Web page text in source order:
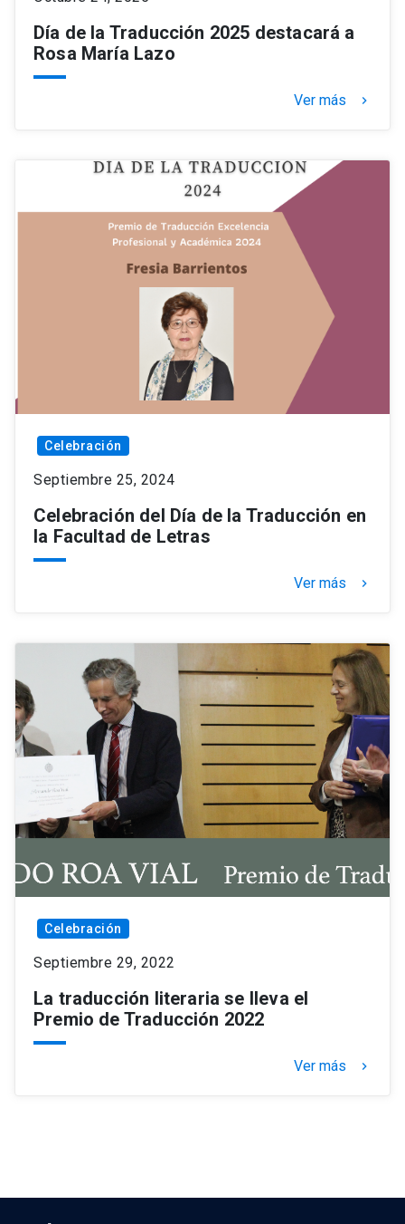
Día de la Traducción 2025 destacará a
Rosa María Lazo
Ver más keyboard_arrow_right
Celebración
Septiembre 25, 2024
Celebración del Día de la Traducción en
la Facultad de Letras
Ver más keyboard_arrow_right
Celebración
Septiembre 29, 2022
La traducción literaria se lleva el
Premio de Traducción 2022
Ver más keyboard_arrow_right